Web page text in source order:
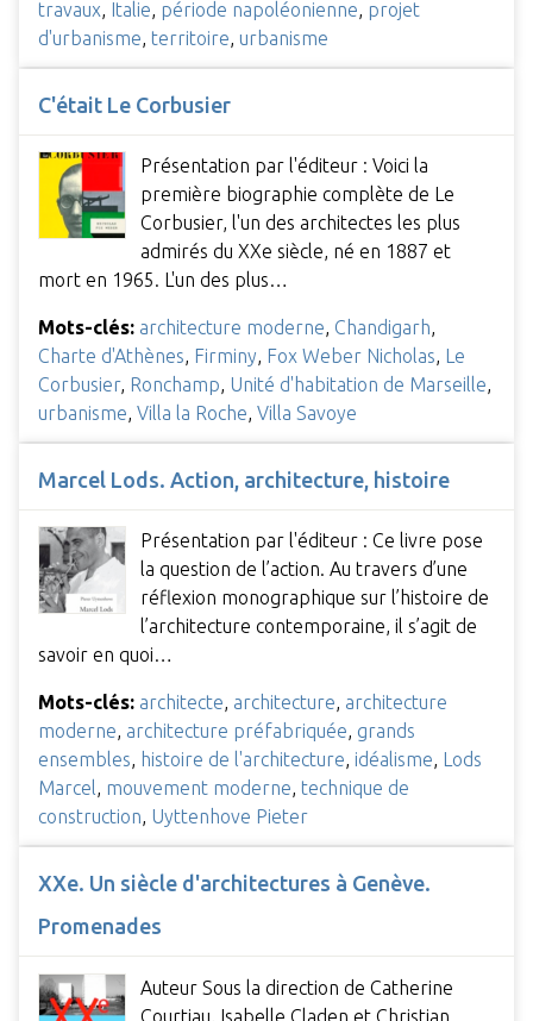
travaux, Italie, période napoléonienne, projet
d'urbanisme, territoire, urbanisme
C'était Le Corbusier
Présentation par l'éditeur : Voici la
première biographie complète de Le
Corbusier, l'un des architectes les plus
admirés du XXe siècle, né en 1887 et
mort en 1965. L'un des plus…
Mots-clés: architecture moderne, Chandigarh,
Charte d'Athènes, Firminy, Fox Weber Nicholas, Le
Corbusier, Ronchamp, Unité d'habitation de Marseille,
urbanisme, Villa la Roche, Villa Savoye
Marcel Lods. Action, architecture, histoire
Présentation par l'éditeur : Ce livre pose
la question de l’action. Au travers d’une
réflexion monographique sur l’histoire de
l’architecture contemporaine, il s’agit de
savoir en quoi…
Mots-clés: architecte, architecture, architecture
moderne, architecture préfabriquée, grands
ensembles, histoire de l'architecture, idéalisme,
Lods
Marcel, mouvement moderne, technique de
construction, Uyttenhove Pieter
XXe. Un siècle d'architectures à Genève.
Promenades
Auteur Sous la direction de Catherine
Courtiau, Isabelle Claden et Christian